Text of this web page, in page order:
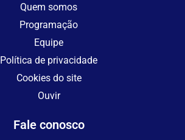
Quem somos
Programação
Equipe
Política de privacidade
Cookies do site
Ouvir
Fale conosco